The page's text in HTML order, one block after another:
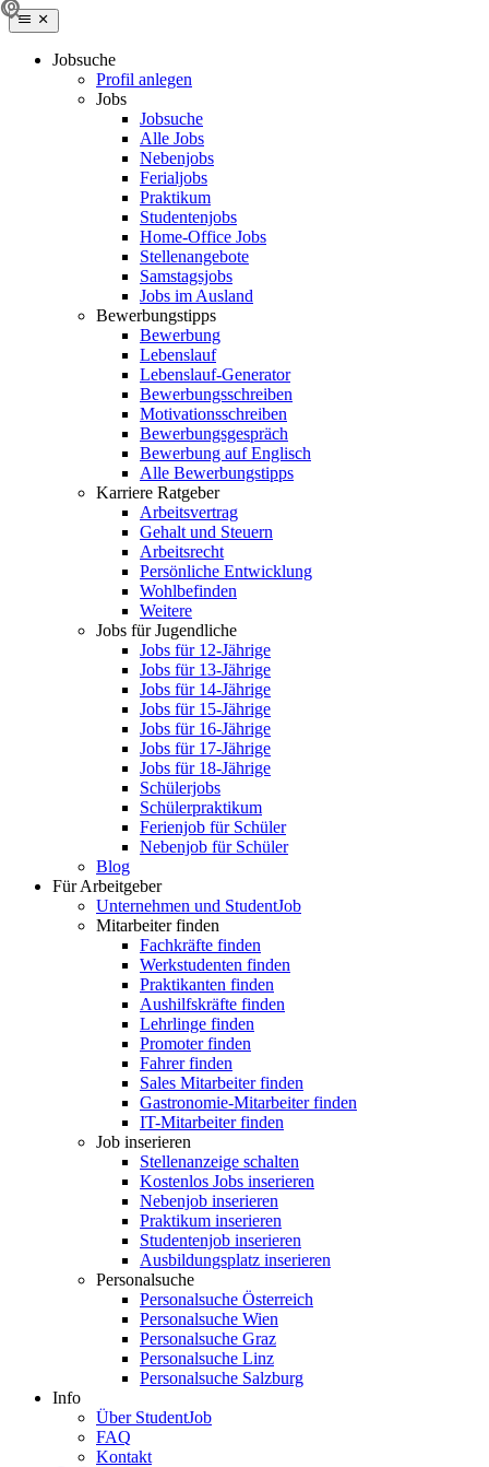
Jobsuche
Profil anlegen
Jobs
Jobsuche
Alle Jobs
Nebenjobs
Ferialjobs
Praktikum
Studentenjobs
Home-Office Jobs
Stellenangebote
Samstagsjobs
Jobs im Ausland
Bewerbungstipps
Bewerbung
Lebenslauf
Lebenslauf-Generator
Bewerbungsschreiben
Motivationsschreiben
Bewerbungsgespräch
Bewerbung auf Englisch
Alle Bewerbungstipps
Karriere Ratgeber
Arbeitsvertrag
Gehalt und Steuern
Arbeitsrecht
Persönliche Entwicklung
Wohlbefinden
Weitere
Jobs für Jugendliche
Jobs für 12-Jährige
Jobs für 13-Jährige
Jobs für 14-Jährige
Jobs für 15-Jährige
Jobs für 16-Jährige
Jobs für 17-Jährige
Jobs für 18-Jährige
Schülerjobs
Schülerpraktikum
Ferienjob für Schüler
Nebenjob für Schüler
Blog
Für Arbeitgeber
Unternehmen und StudentJob
Mitarbeiter finden
Fachkräfte finden
Werkstudenten finden
Praktikanten finden
Aushilfskräfte finden
Lehrlinge finden
Promoter finden
Fahrer finden
Sales Mitarbeiter finden
Gastronomie-Mitarbeiter finden
IT-Mitarbeiter finden
Job inserieren
Stellenanzeige schalten
Kostenlos Jobs inserieren
Nebenjob inserieren
Praktikum inserieren
Studentenjob inserieren
Ausbildungsplatz inserieren
Personalsuche
Personalsuche Österreich
Personalsuche Wien
Personalsuche Graz
Personalsuche Linz
Personalsuche Salzburg
Info
Über StudentJob
FAQ
Kontakt